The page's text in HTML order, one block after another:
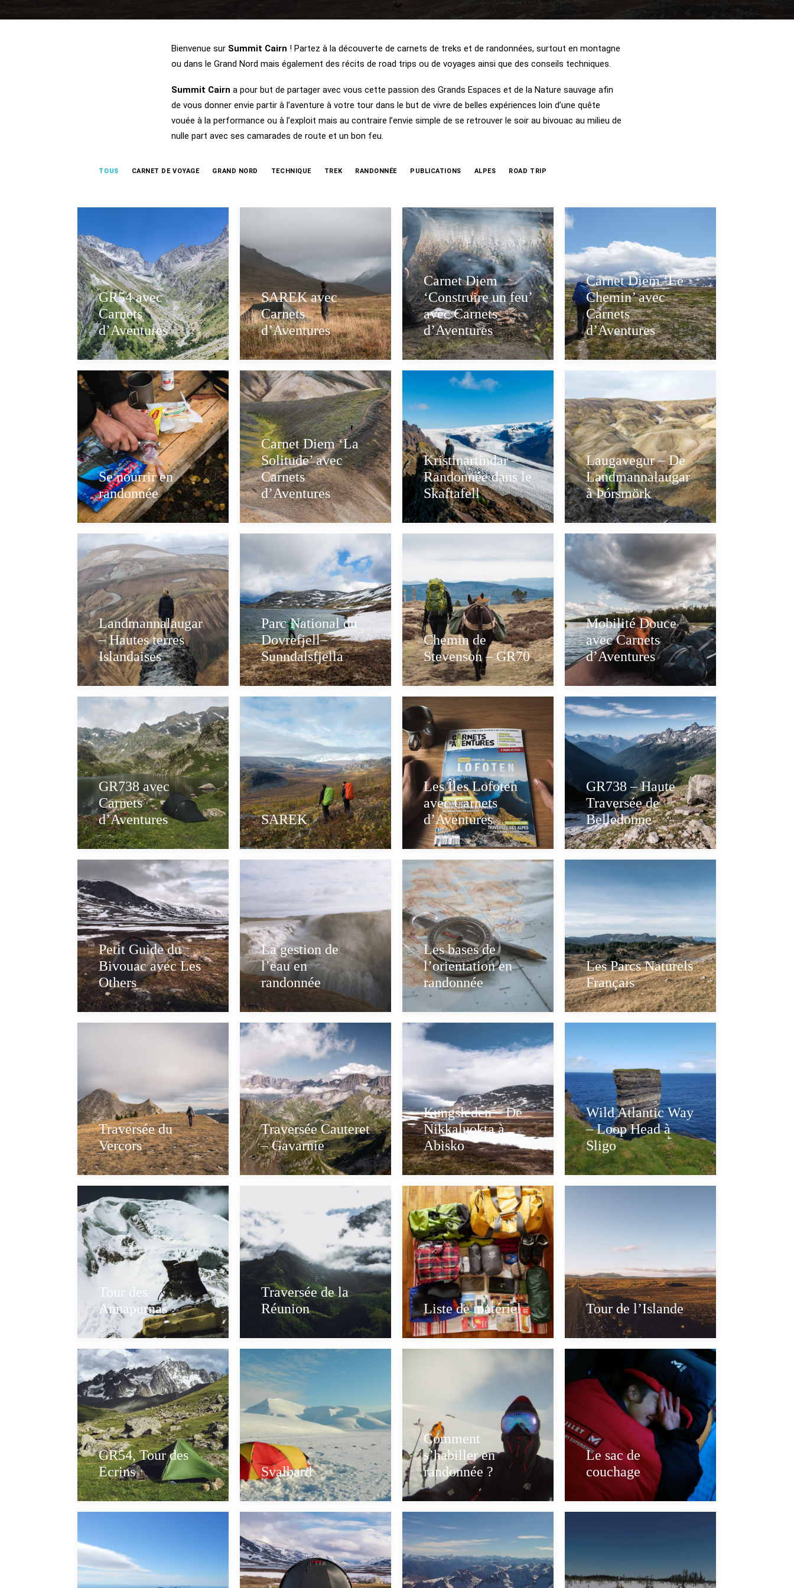
Bienvenue sur Summit Cairn ! Partez à la découverte de carnets de treks et de randonnées, surtout en montagne
ou dans le Grand Nord mais également des récits de road trips ou de voyages ainsi que des conseils techniques.
Summit Cairn a pour but de partager avec vous cette passion des Grands Espaces et de la Nature sauvage afin
de vous donner envie partir à l’aventure à votre tour dans le but de vivre de belles expériences loin d’une quête
vouée à la performance ou à l’exploit mais au contraire l’envie simple de se retrouver le soir au bivouac au milieu de
nulle part avec ses camarades de route et un bon feu.
TOUS CARNET DE VOYAGE GRAND NORD TECHNIQUE TREK RANDONNÉE PUBLICATIONS ALPES ROAD TRIP
GR54 avec
Carnets
d’Aventures
SAREK avec
Carnets
d’Aventures
Carnet Diem
‘Construire un feu’
avec Carnets
d’Aventures
Carnet Diem ‘Le
Chemin’ avec
Carnets
d’Aventures
Se nourrir en
randonnée
Carnet Diem ‘La
Solitude’ avec
Carnets
d’Aventures
Kristinartindar –
Randonnée dans le
Skaftafell
Laugavegur – De
Landmannalaugar
à Þórsmörk
Landmannalaugar
– Hautes terres
Islandaises
Parc National du
Dovrefjell–
Sunndalsfjella
Chemin de
Stevenson – GR70
Mobilité Douce
avec Carnets
d’Aventures
GR738 avec
Carnets
d’Aventures
SAREK
Les Îles Lofoten
avec Carnets
d’Aventures
GR738 – Haute
Traversée de
Belledonne
Petit Guide du
Bivouac avec Les
Others
La gestion de
l’eau en
randonnée
Les bases de
l’orientation en
randonnée
Les Parcs Naturels
Français
Traversée du
Vercors
Traversée Cauteret
– Gavarnie
Kungsleden – De
Nikkaluokta à
Abisko
Wild Atlantic Way
– Loop Head à
Sligo
Tour des
Annapurnas
Traversée de la
Réunion
Liste de matériel Tour de l’Islande
GR54, Tour des
Ecrins
Svalbard
Comment
s’habiller en
randonnée ?
Le sac de
couchage